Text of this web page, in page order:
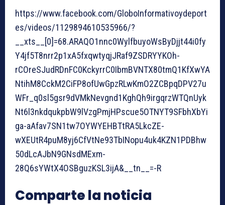
https://www.facebook.com/GloboInformativoydeport
es/videos/1129894610535966/?
__xts__[0]=68.ARAQO1nnc0WylfbuyoWsByDjjt44i0fy
Y4jf5T8nrr2p1xA5fxqwtyqjJRaf9ZSDRYYKOh-
rCOreSJudRDnFC0KckyrrC0IbmBVNTX80tmQ1KfXwYA
NtihM8CckM2CiFP8ofUwGpzRLwKmO2ZCBpqDPV27u
WFr_q0sl5gsr9dVMkNevgnd1KghQh9irgqrzWTQnUyk
Nt6l3nkdqukpbW9lVzgPmjHPscue5OTNYT9SFbhXbYi
ga-aAfav7SN1tw7OYWYEHBTtRA5LkcZE-
wXEUtR4puM8yj6CfVtNe93TbINopu4uk4KZN1PDBhw
50dLcAJbN9GNsdMExm-
28Q6sYWtX4OSBguzKSL3ijA&__tn__=-R
Comparte la noticia